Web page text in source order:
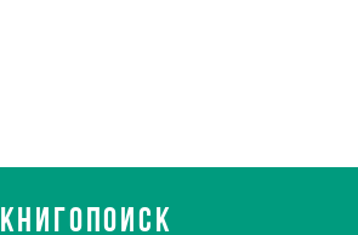
КНИГОПОИСК